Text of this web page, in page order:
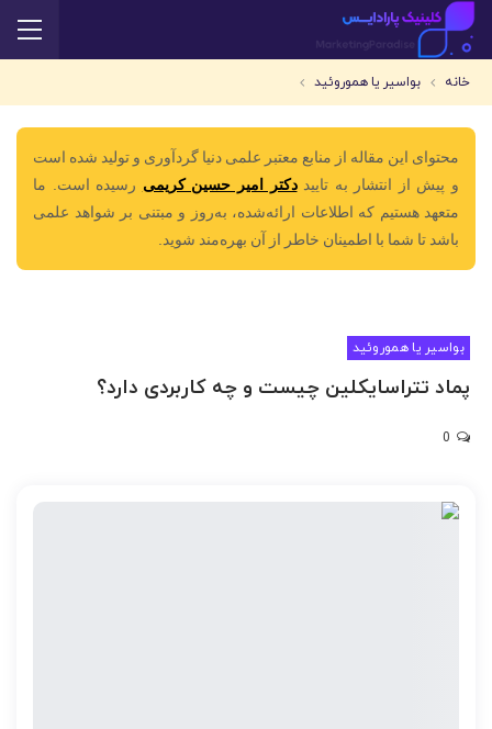
خانه بواسیر یا هموروئید
محتوای این مقاله از منابع معتبر علمی دنیا گردآوری و تولید شده است
و پیش از انتشار به تاییددکتر امیر حسین کریمی رسیده است. ما
متعهد هستیم که اطلاعات ارائه‌شده، به‌روز و مبتنی بر شواهد علمی
باشد تا شما با اطمینان خاطر از آن بهره‌مند شوید.
بواسیر یا هموروئید
پماد تتراسایکلین چیست و چه کاربردی دارد؟